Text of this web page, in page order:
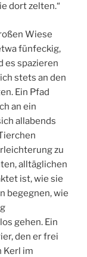
dort zelten.“
Wiese
fünfeckig,
es spazieren
stets an den
Ein Pfad
an ein
allabends
zu
alltäglichen
ist, wie sie
begegnen, wie
gehen. Ein
den er frei
Kerl im